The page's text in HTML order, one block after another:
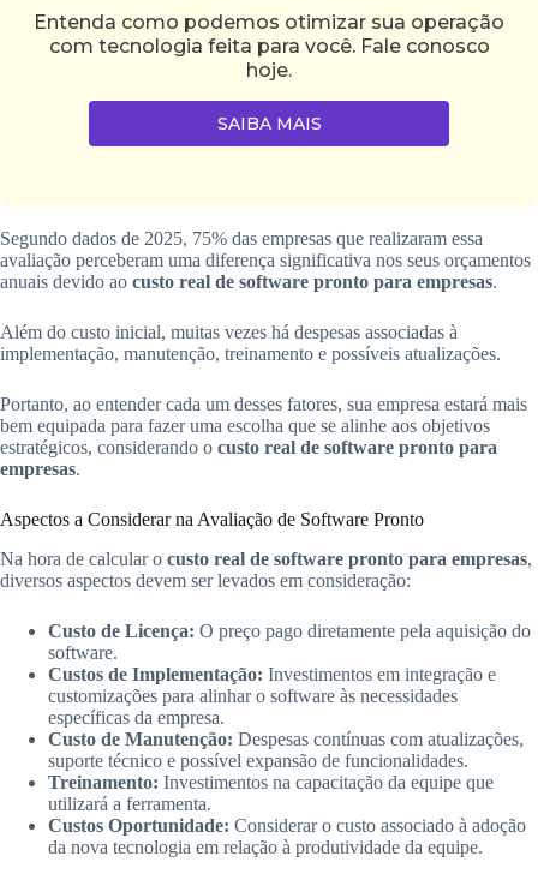
Entenda como podemos otimizar sua operação
com tecnologia feita para você. Fale conosco
hoje.
SAIBA MAIS
Segundo dados de 2025, 75% das empresas que realizaram essa
avaliação perceberam uma diferença significativa nos seus orçamentos
anuais devido ao custo real de software pronto para empresas.
Além do custo inicial, muitas vezes há despesas associadas à
implementação, manutenção, treinamento e possíveis atualizações.
Portanto, ao entender cada um desses fatores, sua empresa estará mais
bem equipada para fazer uma escolha que se alinhe aos objetivos
estratégicos, considerando o custo real de software pronto para
empresas.
Aspectos a Considerar na Avaliação de Software Pronto
Na hora de calcular o custo real de software pronto para empresas,
diversos aspectos devem ser levados em consideração:
Custo de Licença: O preço pago diretamente pela aquisição do
software.
Custos de Implementação: Investimentos em integração e
customizações para alinhar o software às necessidades
específicas da empresa.
Custo de Manutenção: Despesas contínuas com atualizações,
suporte técnico e possível expansão de funcionalidades.
Treinamento: Investimentos na capacitação da equipe que
utilizará a ferramenta.
Custos Oportunidade: Considerar o custo associado à adoção
da nova tecnologia em relação à produtividade da equipe.